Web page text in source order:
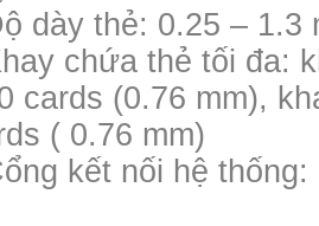
dày thẻ: 0.25 – 1.3
chứa thẻ tối đa:
cards (0.76 mm),
( 0.76 mm)
kết nối hệ thống: